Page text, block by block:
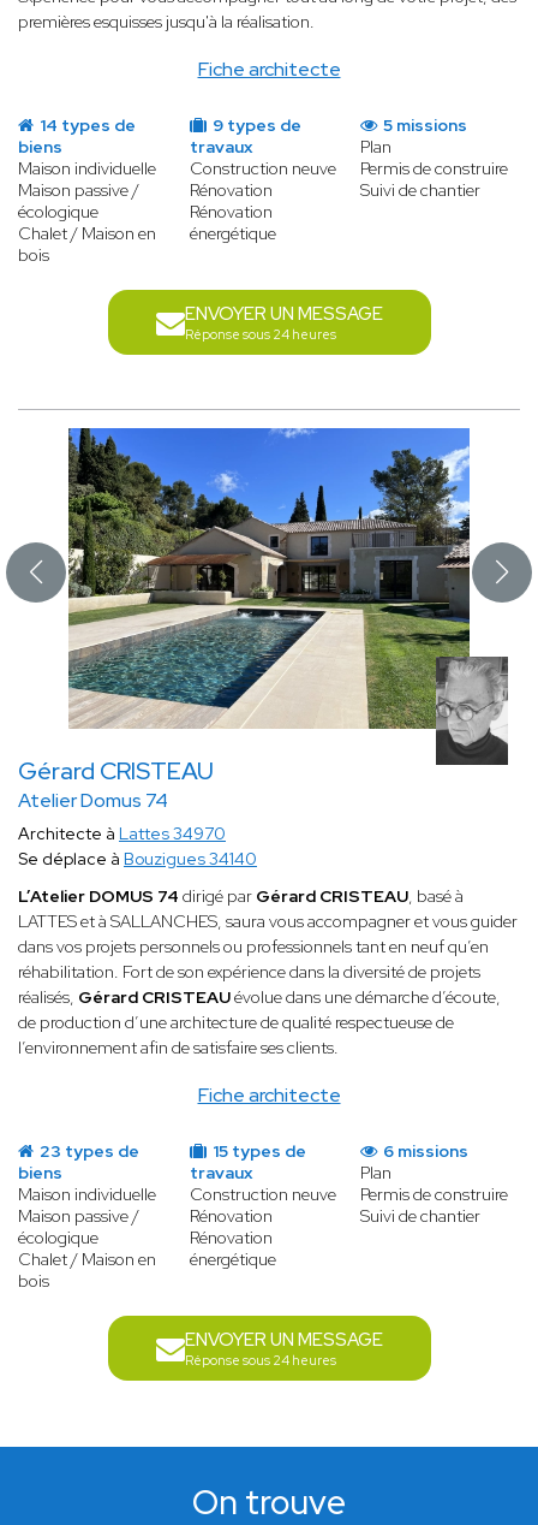
Fiche architecte
premières esquisses jusqu'à la réalisation.
14 types de
biens
Maison individuelle
Maison passive /
écologique
Chalet / Maison en
bois
9 types de
travaux
Construction neuve
Rénovation
Rénovation
énergétique
5 missions
Plan
Permis de construire
Suivi de chantier
ENVOYER UN MESSAGE
Réponse sous 24 heures
Gérard CRISTEAU
Atelier Domus 74
Fiche architecte
Architecte à Lattes 34970
Se déplace à Bouzigues 34140
L’Atelier DOMUS 74 dirigé par Gérard CRISTEAU, basé à
LATTES et à SALLANCHES, saura vous accompagner et vous guider
dans vos projets personnels ou professionnels tant en neuf qu’en
réhabilitation. Fort de son expérience dans la diversité de projets
réalisés, Gérard CRISTEAUévolue dans une démarche d’écoute,
de production d’une architecture de qualité respectueuse de
l’environnement afin de satisfaire ses clients.
23 types de
biens
Maison individuelle
Maison passive /
écologique
Chalet / Maison en
bois
15 types de
travaux
Construction neuve
Rénovation
Rénovation
énergétique
6 missions
Plan
Permis de construire
Suivi de chantier
ENVOYER UN MESSAGE
Réponse sous 24 heures
On trouve